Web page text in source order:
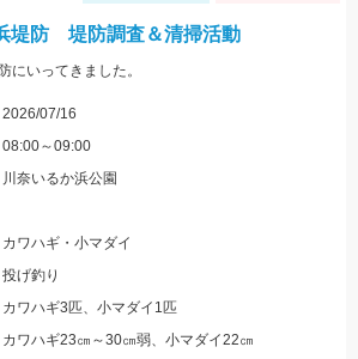
堤防 堤防調査＆清掃活動
にいってきました。
2026/07/16
08:00～09:00
川奈いるか浜公園
カワハギ・小マダイ
投げ釣り
カワハギ3匹、小マダイ1匹
カワハギ23㎝～30㎝弱、小マダイ22㎝